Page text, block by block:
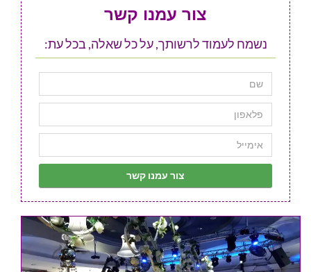
צור עמנו קשר
נשמח לעמוד לרשותך, על כל שאלה, בכל עת: